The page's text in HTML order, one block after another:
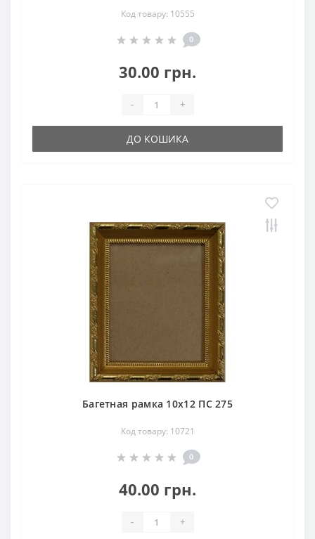
Код товару: 10555
0
30.00 грн.
- +
ДО КОШИКА
Багетная рамка 10х12 ПС 275
Код товару: 10721
0
40.00 грн.
- +